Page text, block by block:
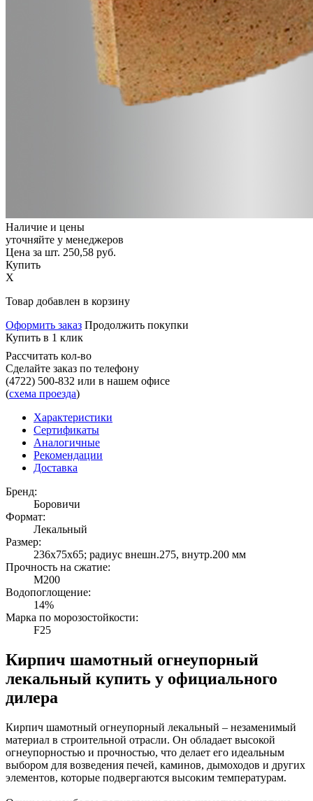
Наличие и цены
уточняйте у менеджеров
Цена за шт. 250,58 руб.
Купить
X
Товар добавлен в корзину
Оформить заказ Продолжить покупки
Купить в 1 клик
Рассчитать кол-во
Сделайте заказ по телефону
(4722) 500-832 или в нашем офисе
(схема проезда)
Характеристики
Сертификаты
Аналогичные
Рекомендации
Доставка
Бренд:
Боровичи
Формат:
Лекальный
Размер:
236х75х65; радиус внешн.275, внутр.200 мм
Прочность на сжатие:
М200
Водопоглощение:
14%
Марка по морозостойкости:
F25
Кирпич шамотный огнеупорный
лекальный купить у официального
дилера
Кирпич шамотный огнеупорный лекальный – незаменимый
материал в строительной отрасли. Он обладает высокой
огнеупорностью и прочностью, что делает его идеальным
выбором для возведения печей, каминов, дымоходов и других
элементов, которые подвергаются высоким температурам.